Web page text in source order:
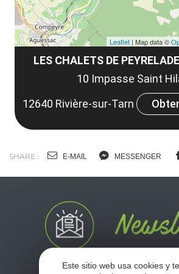
LES CHALETS DE
10 Impasse Saint
12640 Rivière-sur-Tarn
Leaflet | Map data ©
SHARE : E-MAIL MESSENGER
No se pierda
Este sitio web usa cookies y